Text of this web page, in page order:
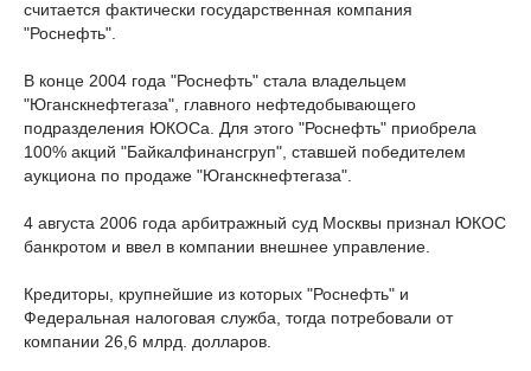
считается фактически государственная компания
"Роснефть".
В конце 2004 года "Роснефть" стала владельцем
"Юганскнефтегаза", главного нефтедобывающего
подразделения ЮКОСа. Для этого "Роснефть" приобрела
100% акций "Байкалфинансгруп", ставшей победителем
аукциона по продаже "Юганскнефтегаза".
4 августа 2006 года арбитражный суд Москвы признал ЮКОС
банкротом и ввел в компании внешнее управление.
Кредиторы, крупнейшие из которых "Роснефть" и
Федеральная налоговая служба, тогда потребовали от
компании 26,6 млрд. долларов.